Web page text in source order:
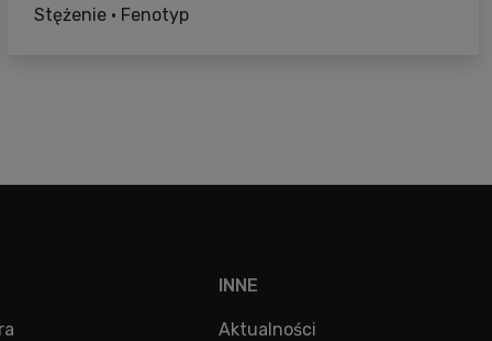
Stężenie • Fenotyp
INNE
Aktualności